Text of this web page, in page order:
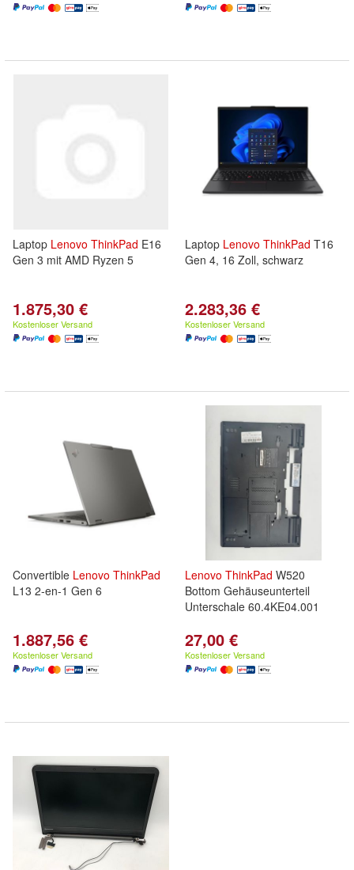
Laptop Lenovo ThinkPad E16
Gen 3 mit AMD Ryzen 5
1.875,30 €
Kostenloser Versand
Laptop Lenovo ThinkPad T16
Gen 4, 16 Zoll, schwarz
2.283,36 €
Kostenloser Versand
Convertible Lenovo ThinkPad
L13 2-en-1 Gen 6
1.887,56 €
Kostenloser Versand
Lenovo ThinkPad W520
Bottom Gehäuseunterteil
Unterschale 60.4KE04.001
27,00 €
Kostenloser Versand